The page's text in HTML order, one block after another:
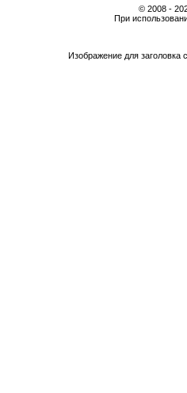
© 2008 -
При
Изображение для